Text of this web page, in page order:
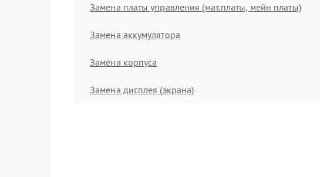
Замена платы управления (мат.платы, мейн платы)
Замена аккумулятора
Замена корпуса
Замена дисплея (экрана)